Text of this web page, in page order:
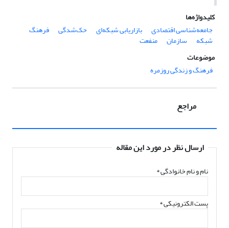
کلیدواژه‌ها
جامعه‌شناسی اقتصادی
بازاریابی شبکه‌ای حک‌شدگی فرهنگ
شبکه سازمان
منفعت
موضوعات
فرهنگ و زندگی روزمره
مراجع
ارسال نظر در مورد این مقاله
نام و نام خانوادگی*
پست الکترونیکی*